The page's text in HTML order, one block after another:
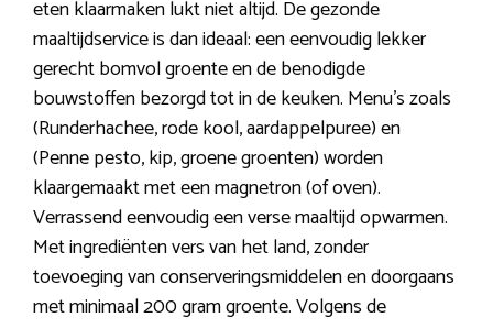
eten klaarmaken lukt niet altijd. De gezonde
maaltijdservice is dan ideaal: een eenvoudig lekker
gerecht bomvol groente en de benodigde
bouwstoffen bezorgd tot in de keuken. Menu’s zoals
(Runderhachee, rode kool, aardappelpuree) en
(Penne pesto, kip, groene groenten) worden
klaargemaakt met een magnetron (of oven).
Verrassend eenvoudig een verse maaltijd opwarmen.
Met ingrediënten vers van het land, zonder
toevoeging van conserveringsmiddelen en doorgaans
met minimaal 200 gram groente. Volgens de